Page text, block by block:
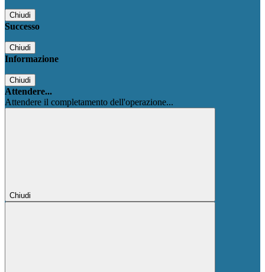
Chiudi
Successo
Chiudi
Informazione
Chiudi
Attendere...
Attendere il completamento dell'operazione...
Chiudi